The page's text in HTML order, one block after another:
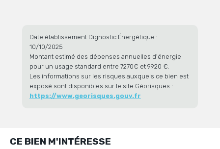
Date établissement Dignostic Énergétique :
10/10/2025
Montant estimé des dépenses annuelles d'énergie
pour un usage standard entre 7270€ et 9920 €.
Les informations sur les risques auxquels ce bien est
exposé sont disponibles sur le site Géorisques :
https://www.georisques.gouv.fr
CE BIEN M'INTÉRESSE